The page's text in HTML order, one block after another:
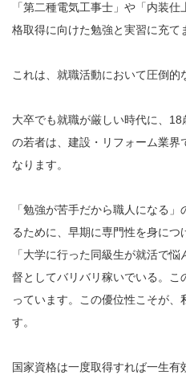
「第二種電気工事士」や「内装
格取得に向けた勉強と実習に充て
これは、就職活動において圧倒的
大卒でも就職が厳しい時代に、
の若者は、建設・リフォーム業界
なります。
「勉強が苦手だから職人になる
るために、早期に専門性を身につ
「大学に行った同級生が就活で
督としてバリバリ稼いでいる。
っています。この優位性こそが
す。
国家資格は一度取得すれば一生有